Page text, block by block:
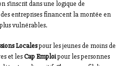
s’inscrit dans une logique de
entreprises financent la montée en
vulnérables.
Localespour les jeunes de moins de
et lesCap Emploipour les personnes